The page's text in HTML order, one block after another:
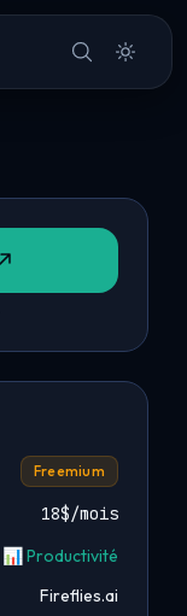
Freemium
18$/mois
📊 Productivité
Fireflies.ai